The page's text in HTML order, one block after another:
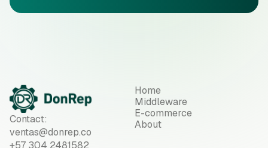
Contact:
ventas@donrep.co
+57 304 2481582
Home
Middleware
E-commerce
About